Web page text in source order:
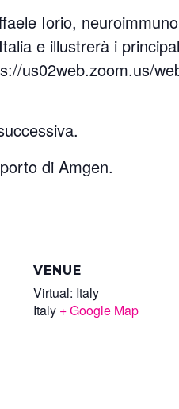
Iorio,
e illustrerà i
us02web.zoom.us/
di Amgen.
VENUE
Virtual: Italy
Italy + Google Map